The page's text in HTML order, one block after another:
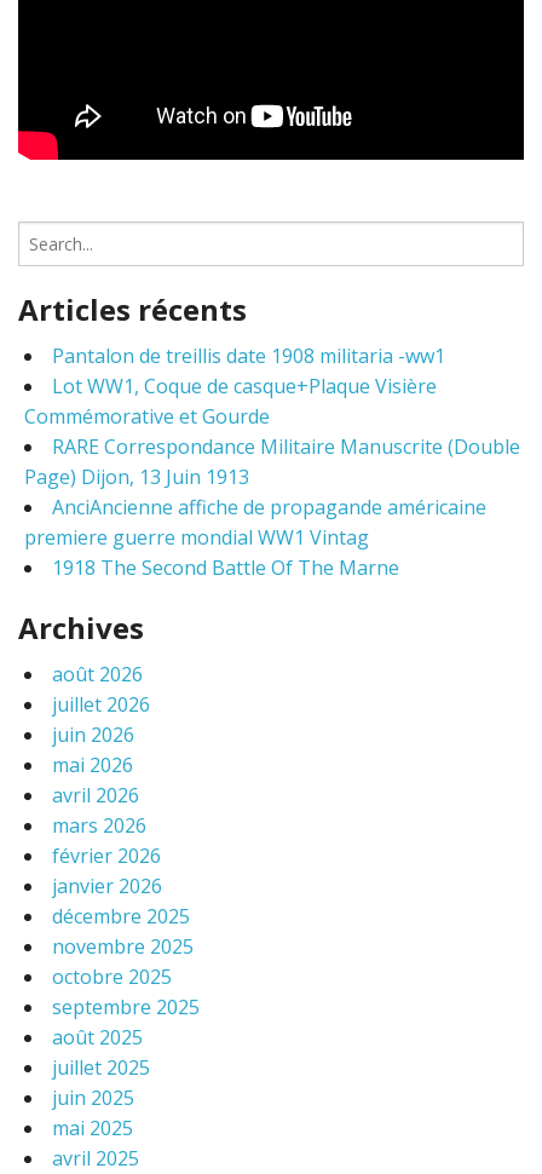
e
r
h
o
Articles récents
Pantalon de treillis date 1908 militaria -ww1
Lot WW1, Coque de casque+Plaque Visière
Commémorative et Gourde
RARE Correspondance Militaire Manuscrite (Double
Page) Dijon, 13 Juin 1913
AnciAncienne affiche de propagande américaine
premiere guerre mondial WW1 Vintag
1918 The Second Battle Of The Marne
Archives
août 2026
juillet 2026
juin 2026
mai 2026
avril 2026
mars 2026
février 2026
janvier 2026
décembre 2025
novembre 2025
octobre 2025
septembre 2025
août 2025
juillet 2025
juin 2025
mai 2025
avril 2025